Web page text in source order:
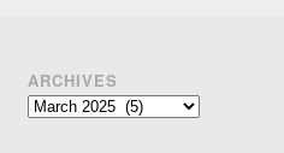
ARCHIVES
Archives